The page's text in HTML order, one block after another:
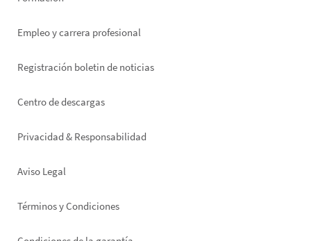
Empleo y carrera profesional
Registración boletin de noticias
Footer
Centro de descargas
Privacidad & Responsabilidad
Aviso Legal
Términos y Condiciones